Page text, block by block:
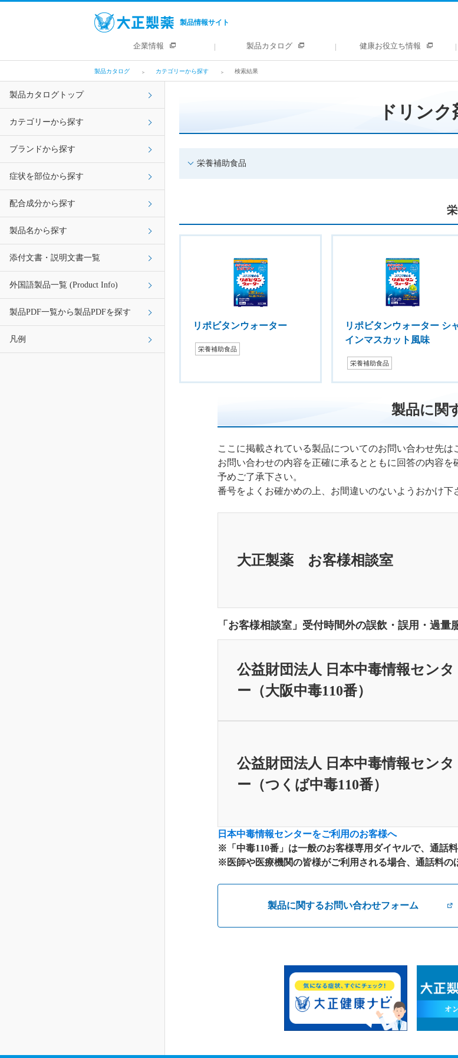
製品情報サイト
企業情報 製品カタログ 健康お役立ち情報
製品カタログ カテゴリーから探す 検索結果
製品カタログトップ
カテゴリーから探す
ブランドから探す
症状を部位から探す
配合成分から探す
製品名から探す
添付文書・説明文書一覧
外国語製品一覧 (Product Info)
製品PDF一覧から製品PDFを探す
凡例
ドリン
栄養補助食品
リポビタンウォーター
栄養補助食品
リポビタンウォーター シ
インマスカット風味
栄養補助食品
製品に関
ここに掲載されている製品についてのお問い合わせ先は
お問い合わせの内容を正確に承るとともに回答の内容
予めご了承下さい。
番号をよくお確かめの上、お間違いのないようおかけ下
大正製薬 お客様相談室
「お客様相談室」受付時間外の誤飲・誤用・過
公益財団法人 日本中毒情報センタ
ー（大阪中毒110番）
公益財団法人 日本中毒情報センタ
ー（つくば中毒110番）
日本中毒情報センターをご利用のお客様へ
※「中毒110番」は一般のお客様専用ダイヤルで、通話料
※医師や医療機関の皆様がご利用される場合、通話料の
製品に関するお問い合わせフォーム